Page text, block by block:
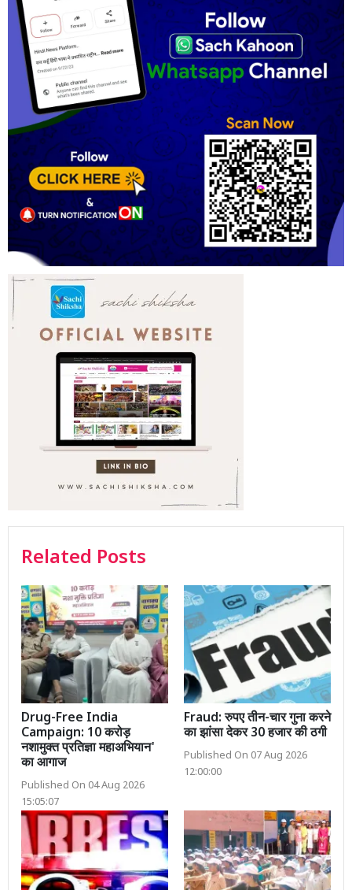
Related Posts
Drug-Free India
Campaign: 10 करोड़
नशामुक्त प्रतिज्ञा महाअभियान'
का आगाज
Published On 04 Aug 2026
15:05:07
Fraud: रुपए तीन-चार गुना करने
का झांसा देकर 30 हजार की ठगी
Published On 07 Aug 2026
12:00:00